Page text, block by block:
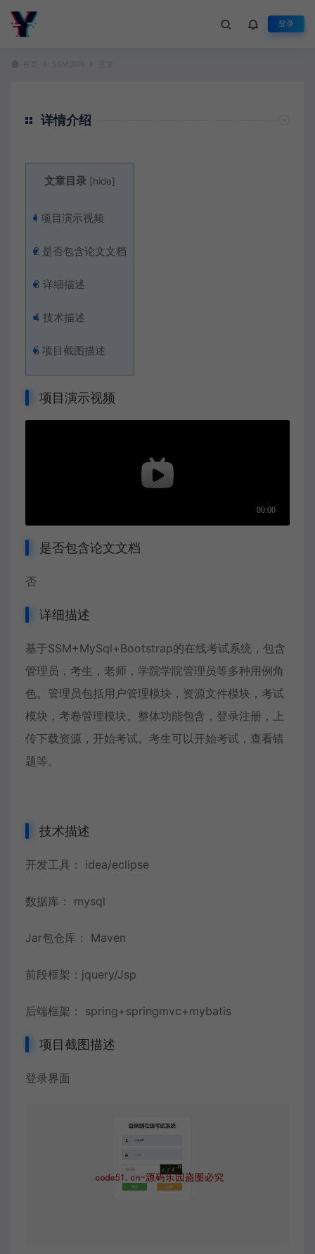
登录
详情介绍
文章目录 [hide]
1 项目演示视频
2 是否包含论文文档
3 详细描述
4 技术描述
5 项目截图描述
项目演示视频
是否包含论文文档
否
详细描述
基于SSM+MySql+Bootstrap的在线考试系统，包含
管理员，考生，老师，学院学院管理员等多种用例角
色。管理员包括用户管理模块，资源文件模块，考试
模块，考卷管理模块。整体功能包含，登录注册，上
传下载资源，开始考试。考生可以开始考试，查看错
题等。
技术描述
开发工具： idea/eclipse
数据库： mysql
Jar包仓库： Maven
前段框架：jquery/Jsp
后端框架： spring+springmvc+mybatis
项目截图描述
登录界面